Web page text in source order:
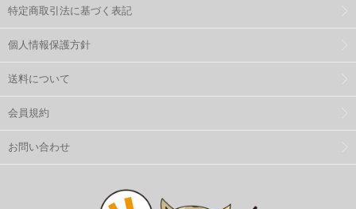
特定商取引法に基づく表記
個人情報保護方針
送料について
会員規約
お問い合わせ